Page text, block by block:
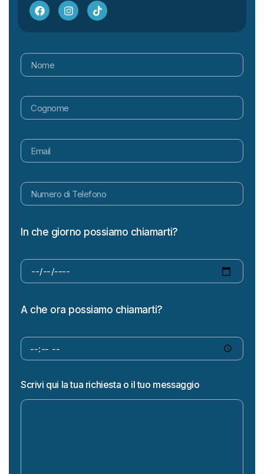
In che giorno possiamo chiamarti?
A che ora possiamo chiamarti?
Scrivi qui la tua richiesta o il tuo messaggio